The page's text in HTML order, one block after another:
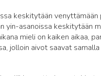
keskitytään
yin-asanoissa keskitytään
mieli on kaiken aikaa,
jolloin aivot saavat